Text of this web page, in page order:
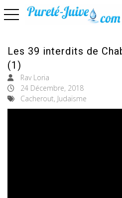
basculer la navigation
Les 39 interdits de
(1)
Rav Loria
24 Décembre, 2018
Cacherout, Judaïsme